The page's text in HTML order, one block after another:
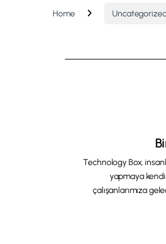
Home
Technology Box,
yapmaya
çalışanlarımıza